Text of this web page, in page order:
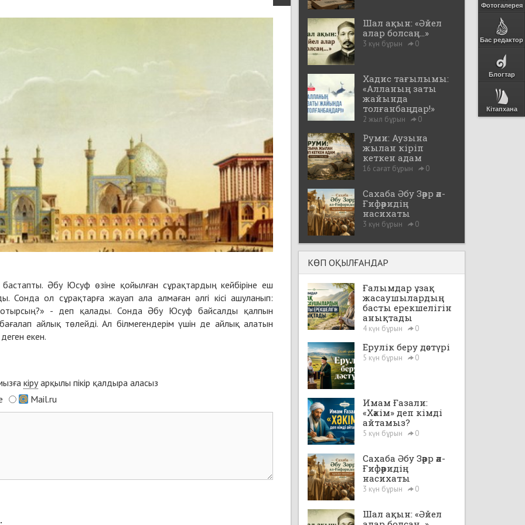
Фотогалерея
Бас редактор
Блогтар
Кітапхана
Әбу Юсуф өзіне қойылған сұрақтардың кейбіріне еш
Сонда ол сұрақтарға жауап ала алмаған әлгі кісі ашуланып:
отырсың?» - деп қалады. Сонда Әбу Юсуф байсалды қалпын
айлық төлейді. Ал білмегендерім үшін де айлық алатын
екен.
кіруарқылы пікір қалдыра аласыз
Mail.ru
Шал ақын: «Әйел
алар болсаң...»
3 күн бұрын 0
Хадис тағылымы:
«Алланың заты
жайында
толғанбаңдар!»
2 жыл бұрын 0
Руми: Аузына
жылан кіріп
кеткен адам
16 сағат бұрын 0
Сахаба Әбу Зәрр әл-
Ғифәридің
насихаты
3 күн бұрын 0
КӨП ОҚЫЛҒАНДАР
Ғалымдар ұзақ
жасаушылардың
басты ерекшелігін
анықтады
4 күн бұрын 0
Ерулік беру дәстүрі
5 күн бұрын 0
Имам Ғазали:
«Хәкім» деп кімді
айтамыз?
5 күн бұрын 0
Сахаба Әбу Зәрр әл-
Ғифәридің
насихаты
3 күн бұрын 0
Шал ақын: «Әйел